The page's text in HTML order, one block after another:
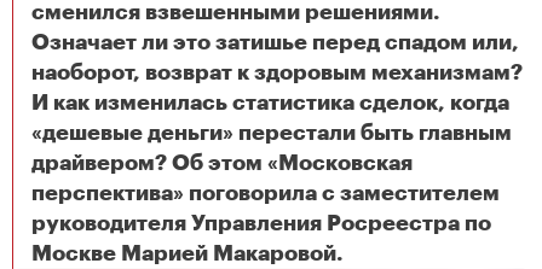
сменился взвешенными решениями.
Означает ли это затишье перед спадом или,
наоборот, возврат к здоровым механизмам?
И как изменилась статистика сделок, когда
«дешевые деньги» перестали быть главным
драйвером? Об этом «Московская
перспектива» поговорила с заместителем
руководителя Управления Росреестра по
Москве Марией Макаровой.